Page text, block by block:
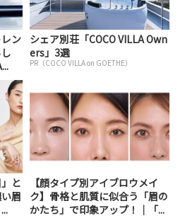
ン
シェア別荘「COCO VILLA Own
ers」3選
PR（COCO VILLA on GOETHE）
と
眉
【顔タイプ別アイブロウメイ
ク】骨格と肌質に似合う「眉の
かたち」で印象アップ！｜「...